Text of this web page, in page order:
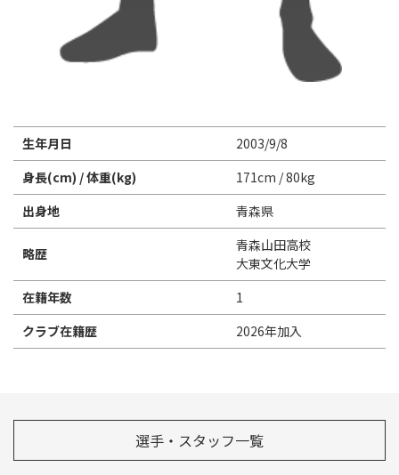
生年月日
2003/9/8
身長(cm) / 体重(kg)
171cm / 80kg
出身地
青森県
略歴
青森山田高校
大東文化大学
在籍年数
1
クラブ在籍歴
2026年加入
選手・スタッフ一覧